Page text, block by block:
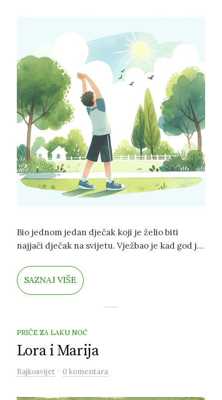
Bio jednom jedan dječak koji je želio biti
najjači dječak na svijetu. Vježbao je kad god je
maloj školi. Gdje god je bio neki zidić za popeti
se, on se popeo. Svaki potočić je preskočio, sa
SAZNAJ VIŠE
PRIČE ZA LAKU NOĆ
Lora i Marija
Bajkosvijet - 0 komentara